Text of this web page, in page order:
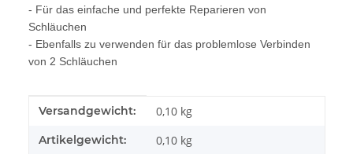
- Für das einfache und perfekte Reparieren von
Schläuchen
- Ebenfalls zu verwenden für das problemlose Verbinden
von 2 Schläuchen
Produkteigenschaft
Wert
Versandgewicht: 0,10 kg
Artikelgewicht: 0,10 kg